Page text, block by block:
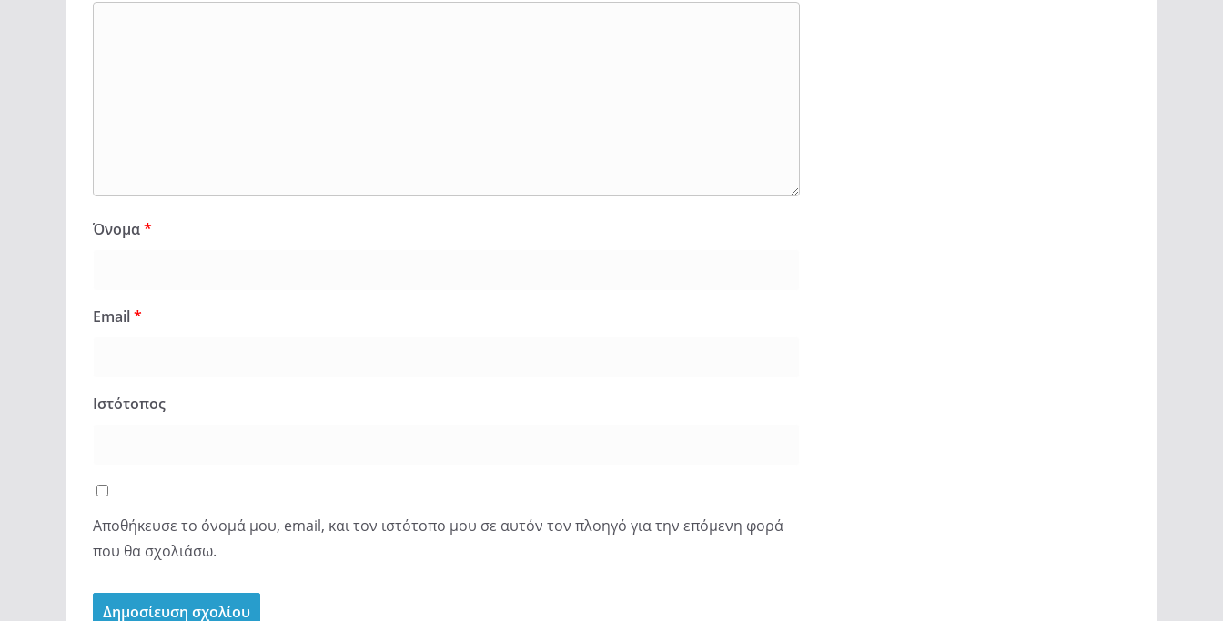
Όνομα*
Email*
Ιστότοπος
Αποθήκευσε το όνομά μου, email, και τον ιστότοπο μου σε αυτόν τον πλοηγό για την επόμενη φορά
που θα σχολιάσω.